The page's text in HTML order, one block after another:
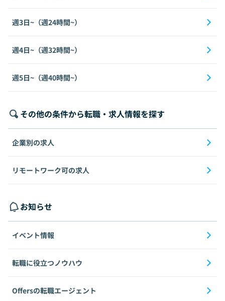
週3日~（週24時間~）
週4日~（週32時間~）
週5日~（週40時間~）
その他の条件から転職・求人情報を探す
企業別の求人
リモートワーク可の求人
お知らせ
イベント情報
転職に役立つノウハウ
Offersの転職エージェント